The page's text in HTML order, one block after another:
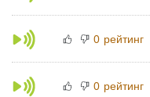
0 рейтинг
0 рейтинг